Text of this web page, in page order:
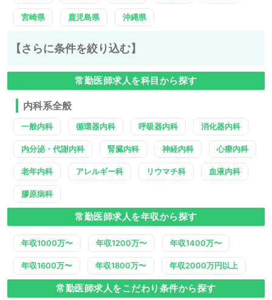
宮崎県 鹿児島県 沖縄県
【さらに条件を絞り込む】
常勤医師求人を科目から探す
内科系全般
一般内科 循環器内科 呼吸器内科 消化器内科
内分泌・代謝内科 腎臓内科 神経内科 心療内科
老年内科 アレルギー科 リウマチ科 血液内科
膠原病科
常勤医師求人を年収から探す
年収1000万〜 年収1200万〜 年収1400万〜
年収1600万〜 年収1800万〜 年収2000万円以上
常勤医師求人をこだわり条件から探す